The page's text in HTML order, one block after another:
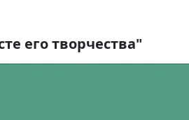
его творчества"